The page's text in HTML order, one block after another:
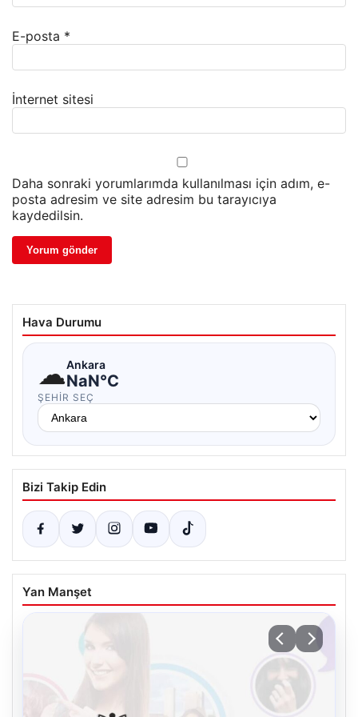
E-posta *
İnternet sitesi
Daha sonraki yorumlarımda kullanılması için adım, e-
posta adresim ve site adresim bu tarayıcıya
kaydedilsin.
Hava Durumu
☁Ankara
NaN°C
ŞEHIR SEÇ
Bizi Takip Edin
Yan Manşet